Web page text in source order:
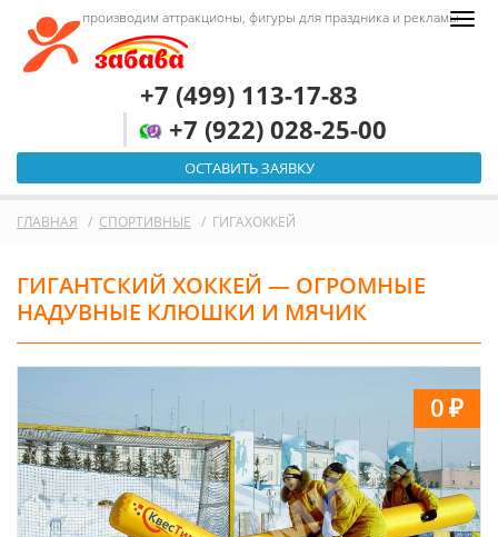
производим аттракционы, фигуры для праздника и рекламы
+7 (499) 113-17-83
+7 (922) 028-25-00
ОСТАВИТЬ ЗАЯВКУ
ГЛАВНАЯ СПОРТИВНЫЕ ГИГАХОККЕЙ
ГИГАНТСКИЙ ХОККЕЙ — ОГРОМНЫЕ
НАДУВНЫЕ КЛЮШКИ И МЯЧИК
0₽